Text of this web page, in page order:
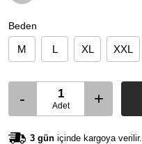
Beden
M L XL XXL
- Adet +
3 gün içinde kargoya verilir.